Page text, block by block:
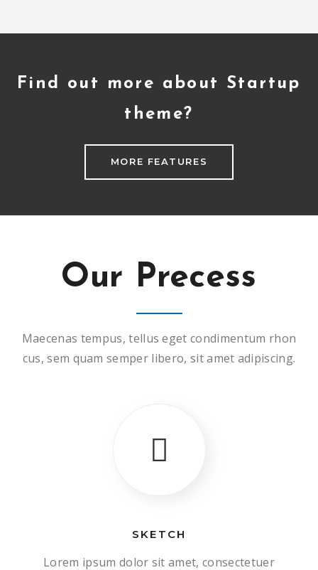
Find out more about Startup
theme?
MORE FEATURES
Our Precess
Maecenas tempus, tellus eget condimentum rhon
cus, sem quam semper libero, sit amet adipiscing.
SKETCH
Lorem ipsum dolor sit amet, consectetuer